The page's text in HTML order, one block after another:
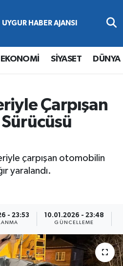
EKONOMİ SİYASET DÜNYA
Çarpışan
çarpışan otomobilin
yaralandı.
- 23:53 10.01.2026 - 23:48
GÜNCELLEME
ve Fikstür